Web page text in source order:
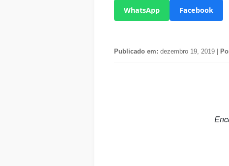
WhatsApp Facebook
Publicado em: dezembro 19, 2019 |